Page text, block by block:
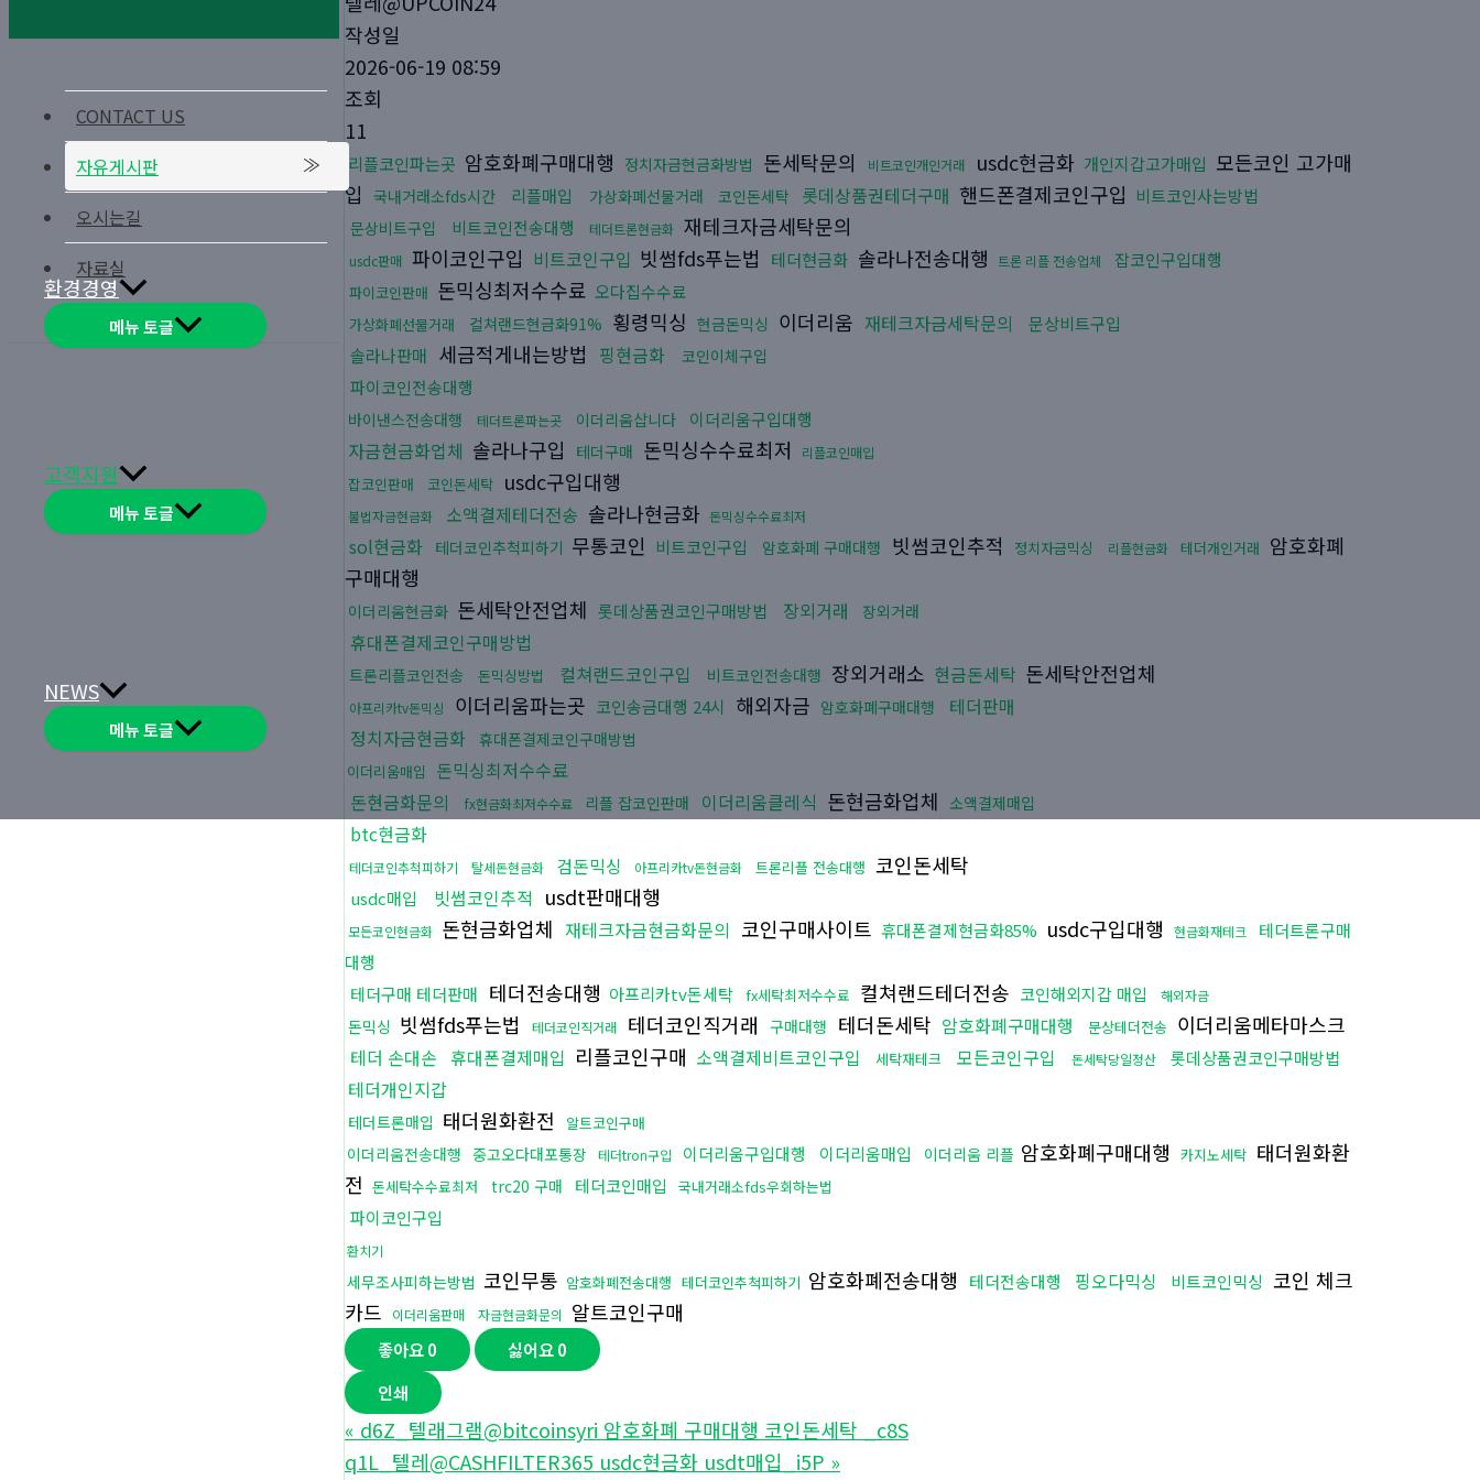
환경경영
메뉴 토글
고객지원
메뉴 토글
NEWS
메뉴 토글
CONTACT US
자유게시판
오시는길
자료실
작성일
2026-06-19 08:59
조회
11
리플코인파는곳 암호화폐구매대행 정치자금현금화방법 돈세탁문의 비트코인개인거래 usdc현금화 개인지갑고가매입 모든코인 고가매
입
국내거래소fds시간 리플매입 가상화폐선물거래 코인돈세탁 롯데상품권테더구매 핸드폰결제코인구입 비트코인사는방법
문상비트구입 비트코인전송대행 테더트론현금화 재테크자금세탁문의
usdc판매 파이코인구입 비트코인구입 빗썸fds푸는법 테더현금화 솔라나전송대행 트론 리플 전송업체 잡코인구입대행
파이코인판매 돈믹싱최저수수료 오다집수수료
가상화폐선물거래 컬쳐랜드현금화91% 횡령믹싱 현금돈믹싱 이더리움 재테크자금세탁문의
문상비트구입
솔라나판매 세금적게내는방법 핑현금화 코인이체구입
파이코인전송대행
바이낸스전송대행 테더트론파는곳 이더리움삽니다 이더리움구입대행
자금현금화업체 솔라나구입 테더구매 돈믹싱수수료최저 리플코인매입
잡코인판매 코인돈세탁 usdc구입대행
불법자금현금화 소액결제테더전송 솔라나현금화 돈믹싱수수료최저
sol현금화 테더코인추척피하기 무통코인 비트코인구입 암호화폐 구매대행 빗썸코인추적 정치자금믹싱 리플현금화 테더개인거래 암호화폐
구매대행
이더리움현금화 돈세탁안전업체 롯데상품권코인구매방법 장외거래 장외거래
휴대폰결제코인구매방법
트론리플코인전송 돈믹싱방법 컬쳐랜드코인구입 비트코인전송대행 장외거래소 현금돈세탁 돈세탁안전업체
아프리카tv돈믹싱 이더리움파는곳 코인송금대행 24시 해외자금 암호화폐구매대행
테더판매
정치자금현금화
휴대폰결제코인구매방법
이더리움매입
돈믹싱최저수수료
돈현금화문의
fx현금화최저수수료 리플 잡코인판매 이더리움클레식 돈현금화업체 소액결제매입
btc현금화
테더코인추척피하기 탈세돈현금화 검돈믹싱 아프리카tv돈현금화 트론리플 전송대행 코인돈세탁
usdc매입 빗썸코인추적 usdt판매대행
모든코인현금화 돈현금화업체 재테크자금현금화문의 코인구매사이트 휴대폰결제현금화85% usdc구입대행 현금화재테크
테더트론구매
대행
테더구매 테더판매 테더전송대행 아프리카tv돈세탁 fx세탁최저수수료 컬쳐랜드테더전송 코인해외지갑 매입 해외자금
돈믹싱 빗썸fds푸는법 테더코인직거래 테더코인직거래 구매대행 테더돈세탁 암호화폐구매대행 문상테더전송 이더리움메타마스크
테더 손대손 휴대폰결제매입 리플코인구매 소액결제비트코인구입 세탁재테크 모든코인구입 돈세탁당일정산 롯데상품권코인구매방법
테더개인지갑
테더트론매입 태더원화환전 알트코인구매
이더리움전송대행 중고오다대포통장 테더tron구입 이더리움구입대행 이더리움매입 이더리움 리플 암호화폐구매대행 카지노세탁 태더원화환
전 돈세탁수수료최저 trc20 구매 테더코인매입 국내거래소fds우회하는법
파이코인구입
환치기
세무조사피하는방법 코인무통 암호화폐전송대행 테더코인추척피하기 암호화폐전송대행 테더전송대행 핑오다믹싱 비트코인믹싱 코인 체크
카드
이더리움판매 자금현금화문의 알트코인구매
좋아요0 싫어요0
인쇄
« d6Z_텔래그램@bitcoinsyri 암호화폐 구매대행 코인돈세탁 _c8S
q1L_텔레@CASHFILTER365 usdc현금화 usdt매입_i5P »